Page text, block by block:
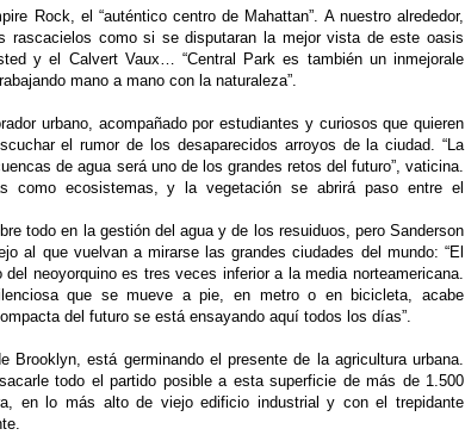
Rock, el “auténtico centro de Mahattan”. A nuestro alrededor,
rascacielos como si se disputaran la mejor vista de este oasis
y el Calvert Vaux… “Central Park es también un inmejorale
mano a mano con la naturaleza”.
urbano, acompañado por estudiantes y curiosos que quieren
el rumor de los desaparecidos arroyos de la ciudad. “La
de agua será uno de los grandes retos del futuro”, vaticina.
como ecosistemas, y la vegetación se abrirá paso entre el
todo en la gestión del agua y de los resuiduos, pero Sanderson
al que vuelvan a mirarse las grandes ciudades del mundo: “El
neoyorquino es tres veces inferior a la media norteamericana.
que se mueve a pie, en metro o en bicicleta, acabe
del futuro se está ensayando aquí todos los días”.
Brooklyn, está germinando el presente de la agricultura urbana.
todo el partido posible a esta superficie de más de 1.500
en lo más alto de viejo edificio industrial y con el trepidante